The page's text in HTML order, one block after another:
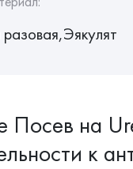
Посев на
к